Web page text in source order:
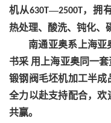
机从630T—2500T，拥
热处理、酸洗、钝化、
南通亚奥系上海亚
书采 用上海亚奥同一套
锻钢阀毛坯机加工半成
全力以赴支持配合，欢
共赢。